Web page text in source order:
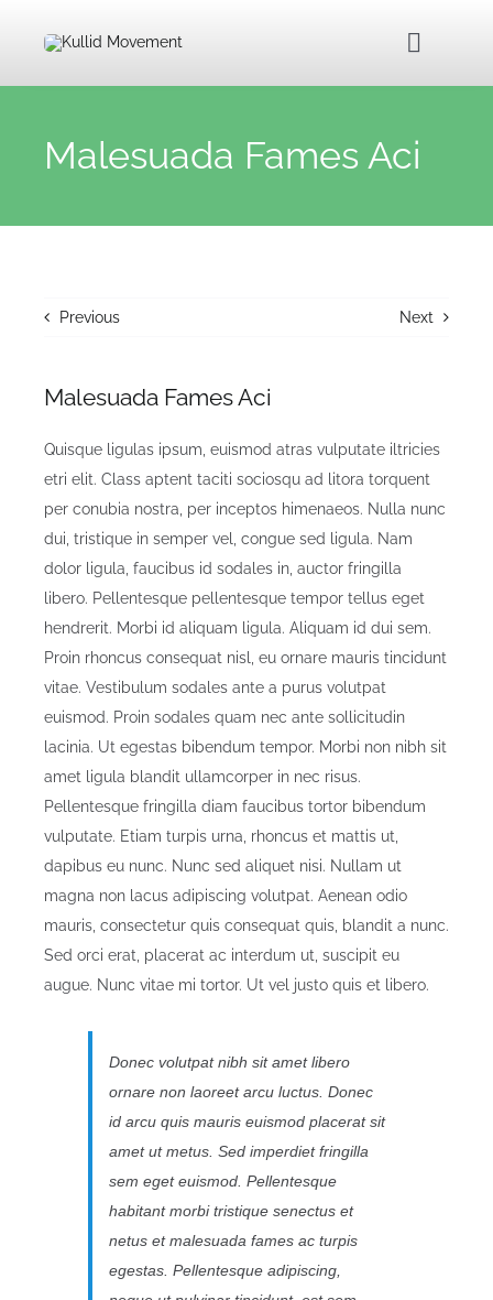
Toggle
Malesuada Fames Aci
Previous Next
Malesuada Fames Aci
Quisque ligulas ipsum, euismod atras vulputate iltricies
etri elit. Class aptent taciti sociosqu ad litora torquent
per conubia nostra, per inceptos himenaeos. Nulla nunc
dui, tristique in semper vel, congue sed ligula. Nam
dolor ligula, faucibus id sodales in, auctor fringilla
libero. Pellentesque pellentesque tempor tellus eget
hendrerit. Morbi id aliquam ligula. Aliquam id dui sem.
Proin rhoncus consequat nisl, eu ornare mauris tincidunt
vitae. Vestibulum sodales ante a purus volutpat
euismod. Proin sodales quam nec ante sollicitudin
lacinia. Ut egestas bibendum tempor. Morbi non nibh sit
amet ligula blandit ullamcorper in nec risus.
Pellentesque fringilla diam faucibus tortor bibendum
vulputate. Etiam turpis urna, rhoncus et mattis ut,
dapibus eu nunc. Nunc sed aliquet nisi. Nullam ut
magna non lacus adipiscing volutpat. Aenean odio
mauris, consectetur quis consequat quis, blandit a nunc.
Sed orci erat, placerat ac interdum ut, suscipit eu
augue. Nunc vitae mi tortor. Ut vel justo quis et libero.
Donec volutpat nibh sit amet libero
ornare non laoreet arcu luctus. Donec
id arcu quis mauris euismod placerat sit
amet ut metus. Sed imperdiet fringilla
sem eget euismod. Pellentesque
habitant morbi tristique senectus et
netus et malesuada fames ac turpis
egestas. Pellentesque adipiscing,